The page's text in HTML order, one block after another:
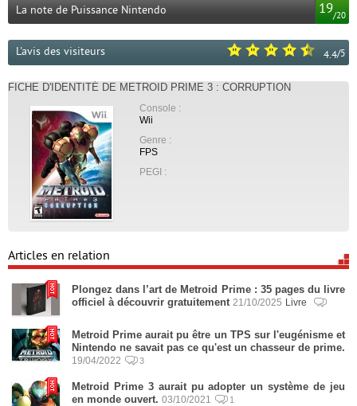
19/20
La note de Puissance Nintendo
4.4/5
L'avis des visiteurs
FICHE D'IDENTITÉ DE METROID PRIME 3 : CORRUPTION
Console :
Wii
Genre :
FPS
PEGI :
Articles en relation
Plongez dans l’art de Metroid Prime : 35 pages du livre
officiel à découvrir gratuitement 21/10/2025 Livre
Metroid Prime aurait pu être un TPS sur l'eugénisme et
Nintendo ne savait pas ce qu'est un chasseur de prime.
19/04/2022 3
Metroid Prime 3 aurait pu adopter un système de jeu
en monde ouvert. 03/10/2021 1